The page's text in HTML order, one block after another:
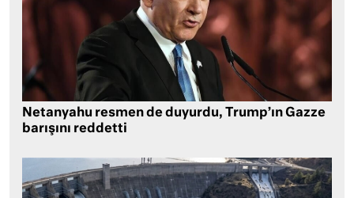
Netanyahu resmen de duyurdu, Trump’ın Gazze
barışını reddetti